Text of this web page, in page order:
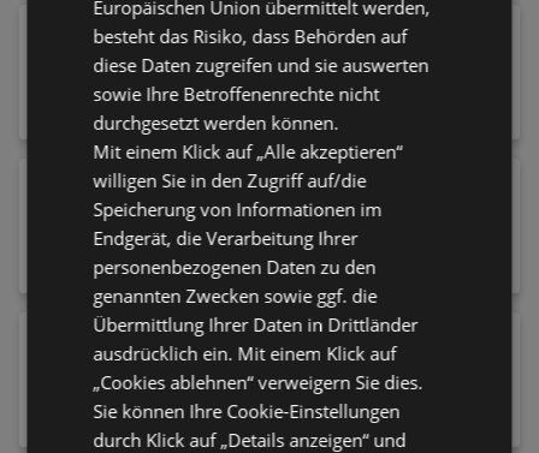
WESTERN DIGITAL 5TB WD Elements SE
externe Festplatte USB 3.0
149,00 €
Philips HR3041/00 Standmixer (Schwarz,
1200 Watt, 2 l)
79,00 €
HP 15-fc1951ng Notebook, 15,6 Zoll, Full-
HD, AMD Ryzen™ 5 7520U Prozessor, 16
GB, 512 GB, Windows 11 Home, Radeon™
610M
639,00 €
Europäischen Union übermittelt werden,
besteht das Risiko, dass Behörden auf
diese Daten zugreifen und sie auswerten
sowie Ihre Betroffenenrechte nicht
durchgesetzt werden können.
Mit einem Klick auf „Alle akzeptieren“
willigen Sie in den Zugriff auf/die
Speicherung von Informationen im
Endgerät, die Verarbeitung Ihrer
personenbezogenen Daten zu den
genannten Zwecken sowie ggf. die
Übermittlung Ihrer Daten in Drittländer
ausdrücklich ein. Mit einem Klick auf
„Cookies ablehnen“ verweigern Sie dies.
Sie können Ihre Cookie-Einstellungen
durch Klick auf „Details anzeigen“ und